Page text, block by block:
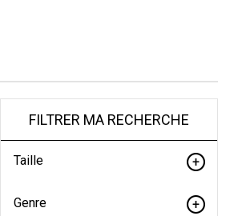
FILTRER MA RECHERCHE
Taille
Genre